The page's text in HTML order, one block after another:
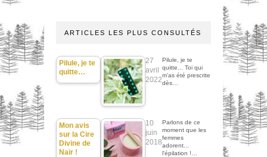
ARTICLES LES PLUS CONSULTÉS
Pilule, je te
quitte…
27
avril
2022
Pilule, je te
quitte... Toi qui
m'as été prescrite
dès…
Mon avis
sur la Cire
Divine de
Nair !
10
juin
2018
Parlons de ce
moment que les
femmes
adorent...
l'épilation !…